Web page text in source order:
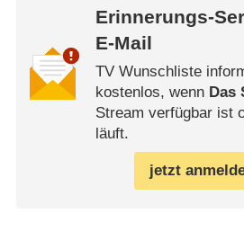
Erinnerungs-
E-Mail
TV Wunschliste
kostenlos, wenn Das
Stream verfügbar ist
läuft.
jetzt